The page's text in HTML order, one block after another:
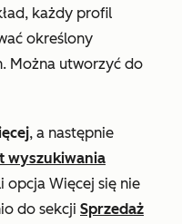
każdy profil
określony
Można utworzyć do
, a następnie
wyszukiwania
opcja Więcej się nie
do sekcji Sprzedaż